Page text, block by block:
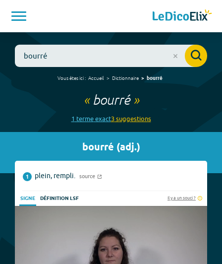
Vous êtes ici : Accueil Dictionnaire bourré
« bourré»
1 termeexact3suggestions
bourré (adj.)
1 plein, rempli. source
SIGNE DÉFINITION LSF Il y a un souci ?